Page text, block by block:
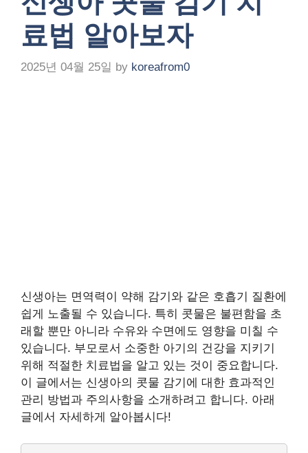
료법 알아보자
2025년 04월 25일 by koreafrom0
신생아는 면역력이 약해 감기와 같은 호흡기 질환에
쉽게 노출될 수 있습니다. 특히 콧물은 불편함을 초
래할 뿐만 아니라 수유와 수면에도 영향을 미칠 수
있습니다. 부모로서 소중한 아기의 건강을 지키기
위해 적절한 치료법을 알고 있는 것이 중요합니다.
이 글에서는 신생아의 콧물 감기에 대한 효과적인
관리 방법과 주의사항을 소개하려고 합니다. 아래
글에서 자세하게 알아봅시다!